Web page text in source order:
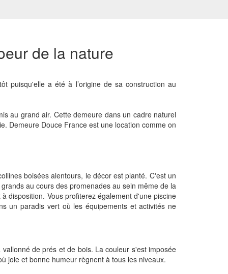
de la nature
puisqu'elle a été à l’origine de sa construction au
au grand air. Cette demeure dans un cadre naturel
Demeure Douce France est une location comme on
boisées alentours, le décor est planté. C'est un
au cours des promenades au sein même de la
disposition. Vous profiterez également d'une piscine
un paradis vert où les équipements et activités ne
de prés et de bois. La couleur s'est imposée
joie et bonne humeur règnent à tous les niveaux.